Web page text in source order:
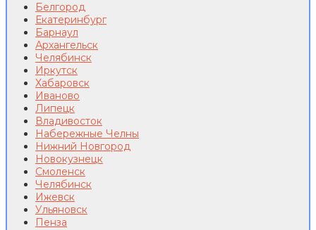
Белгород
Екатеринбург
Барнаул
Архангельск
Челябинск
Иркутск
Хабаровск
Иваново
Липецк
Владивосток
Набережные Челны
Нижний Новгород
Новокузнецк
Смоленск
Челябинск
Ижевск
Ульяновск
Пенза